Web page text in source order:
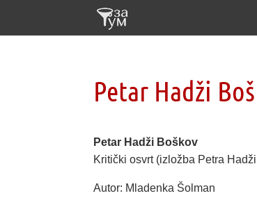
Petar Hadži
Petar Hadži Boškov
Kritički osvrt (izložbа Petra
Autor: Mladenka Šolman